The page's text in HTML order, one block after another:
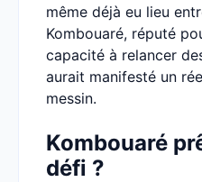
même déjà eu lieu
Kombouaré, réputé
capacité à relancer
aurait manifesté un
messin.
Kombouaré
défi ?